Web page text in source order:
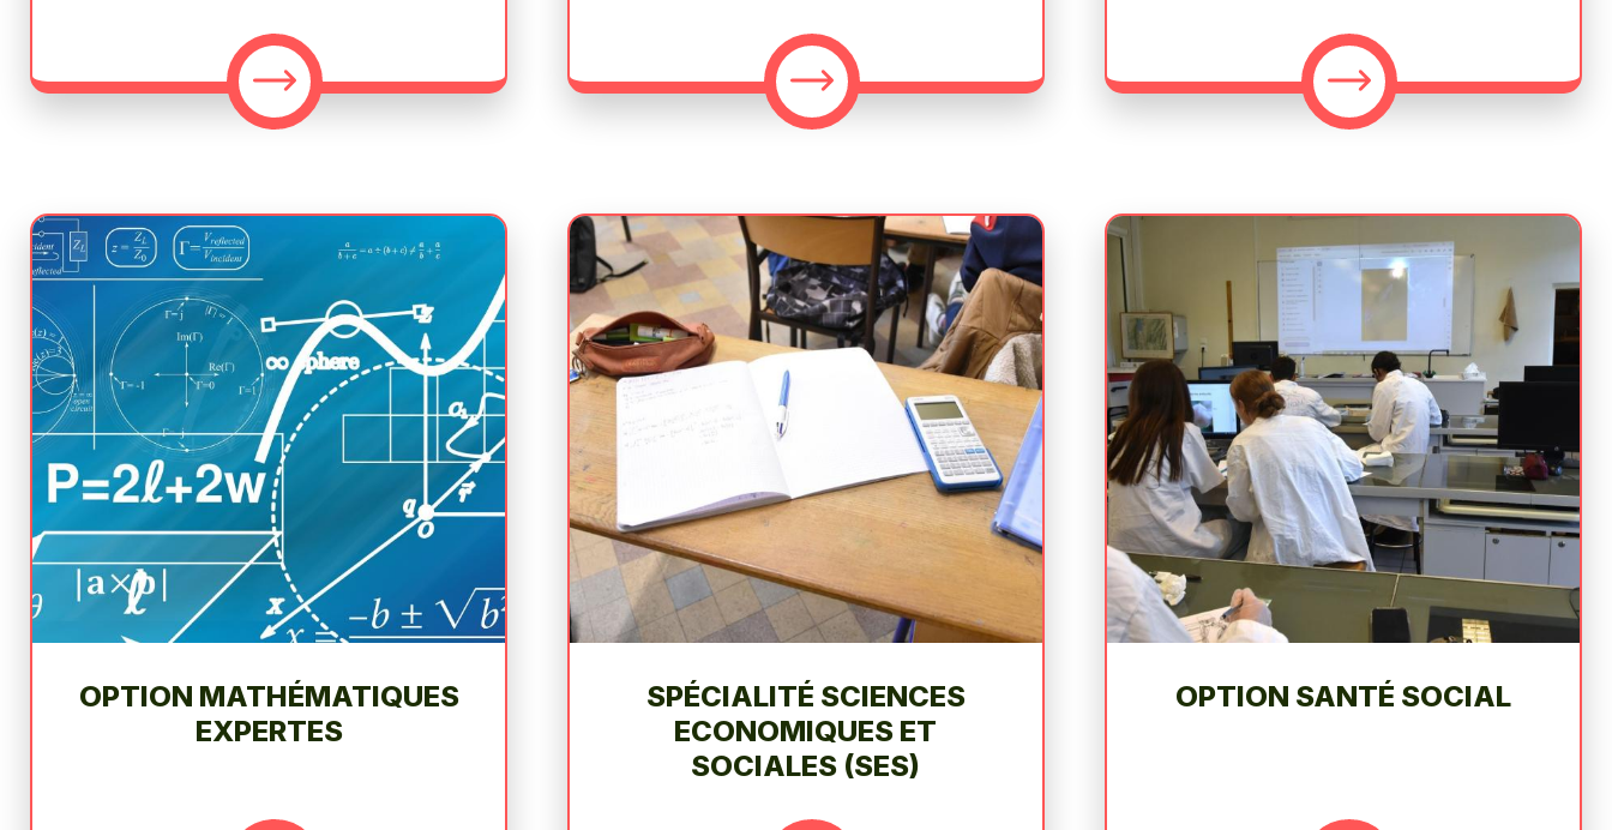
OPTION MATHÉMATIQUES
EXPERTES
SPÉCIALITÉ SCIENCES
ECONOMIQUES ET
SOCIALES (SES)
OPTION SANTÉ SOCIAL